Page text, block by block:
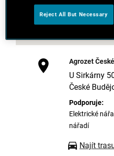
Agrozet
U Sirkárny
České
Podporuje:
Elektrické
nářadí
Najít
Reject All But Necessary